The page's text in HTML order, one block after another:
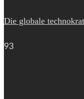
Die globale
93